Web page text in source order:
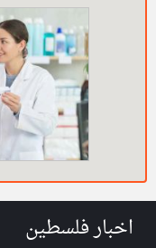
اخبار فلسطين